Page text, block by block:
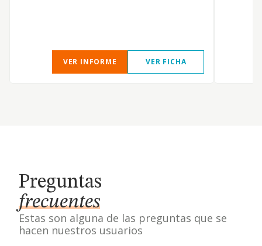
VER INFORME VER FICHA
Preguntas
frecuentes
Estas son alguna de las preguntas que se
hacen nuestros usuarios